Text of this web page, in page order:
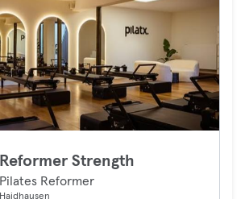
Reformer Strength
Pilates Reformer
Haidhausen